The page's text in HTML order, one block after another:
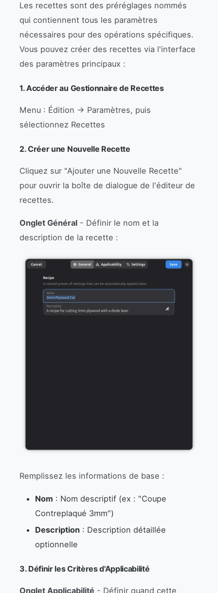
Les recettes sont des préréglages nommés
qui contiennent tous les paramètres
nécessaires pour des opérations spécifiques.
Vous pouvez créer des recettes via l'interface
des paramètres principaux :
1. Accéder au Gestionnaire de Recettes
Menu : Édition → Paramètres, puis
sélectionnez Recettes
2. Créer une Nouvelle Recette
Cliquez sur "Ajouter une Nouvelle Recette"
pour ouvrir la boîte de dialogue de l'éditeur de
recettes.
Onglet Général - Définir le nom et la
description de la recette :
Remplissez les informations de base :
Nom : Nom descriptif (ex : "Coupe
Contreplaqué 3mm")
Description : Description détaillée
optionnelle
3. Définir les Critères d'Applicabilité
Onglet Applicabilité - Définir quand cette